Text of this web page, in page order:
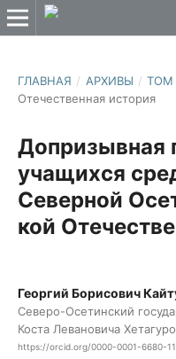
ГЛАВНАЯ / АРХИВЫ / ТОМ
Отечественная история
Допризывная
учащихся
Северной
кой
Георгий Борисович
Северо-Осетинский
Коста Левановича
https://orcid.org/0000-0001-6680-